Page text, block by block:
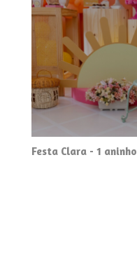
Festa Clara - 1 aninho